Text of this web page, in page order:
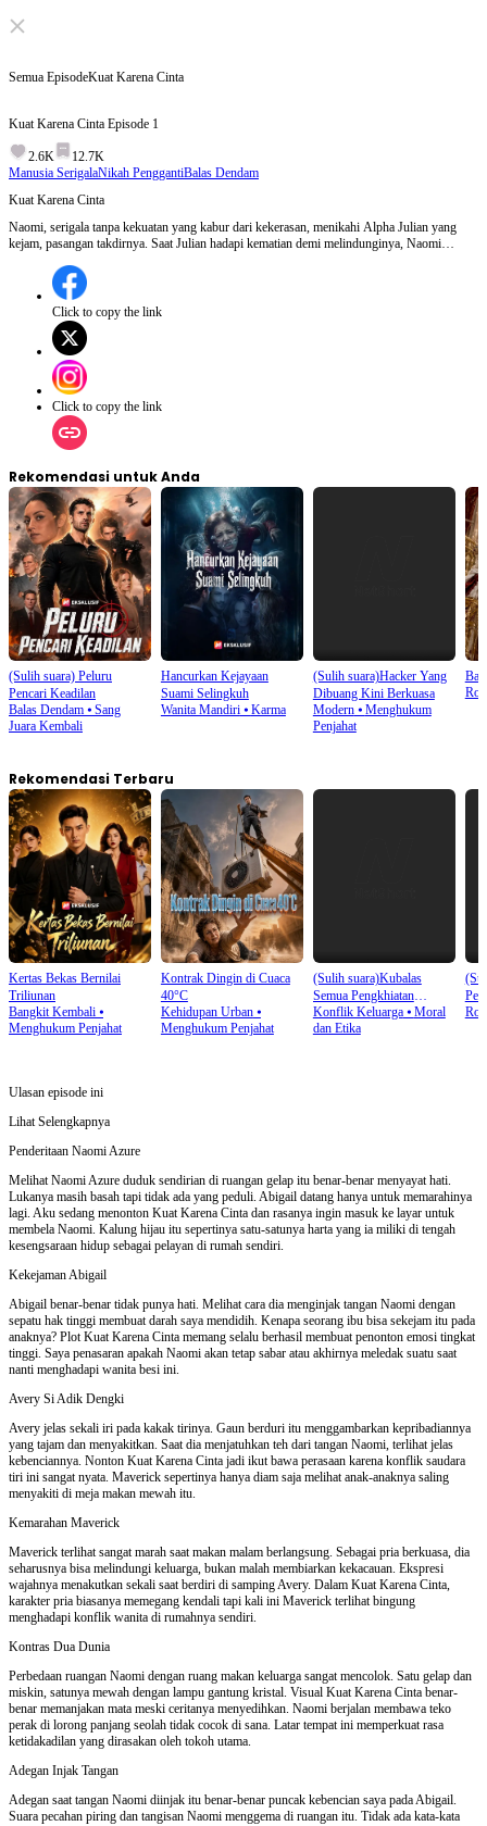
Semua EpisodeKuat Karena Cinta
Kuat Karena Cinta Episode 1
2.6K
12.7K
Manusia SerigalaNikah PenggantiBalas Dendam
Kuat Karena Cinta
Naomi, serigala tanpa kekuatan yang kabur dari kekerasan, menikahi Alpha Julian yang
kejam, pasangan takdirnya. Saat Julian hadapi kematian demi melindunginya, Naomi
Click to copy the link
Click to copy the link
Rekomendasi untuk Anda
(Sulih suara) Peluru
Pencari Keadilan
Balas Dendam ⦁ Sang
Juara Kembali
Hancurkan Kejayaan
Suami Selingkuh
Wanita Mandiri⦁ Karma
(Sulih suara)Hacker Yang
Dibuang Kini Berkuasa
Modern⦁ Menghukum
Penjahat
Rekomendasi Terbaru
Kertas Bekas Bernilai
Triliunan
Bangkit Kembali ⦁
Menghukum Penjahat
Kontrak Dingin di Cuaca
40°C
Kehidupan Urban⦁
Menghukum Penjahat
(Sulih suara)Kubalas
Semua Pengkhiatan
Mereka
Konflik Keluarga⦁ Moral
dan Etika
Ulasan episode ini
Lihat Selengkapnya
Penderitaan Naomi Azure
Melihat Naomi Azure duduk sendirian di ruangan gelap itu benar-benar menyayat hati.
Lukanya masih basah tapi tidak ada yang peduli. Abigail datang hanya untuk memarahinya
lagi. Aku sedang menonton Kuat Karena Cinta dan rasanya ingin masuk ke layar untuk
membela Naomi. Kalung hijau itu sepertinya satu-satunya harta yang ia miliki di tengah
kesengsaraan hidup sebagai pelayan di rumah sendiri.
Kekejaman Abigail
Abigail benar-benar tidak punya hati. Melihat cara dia menginjak tangan Naomi dengan
sepatu hak tinggi membuat darah saya mendidih. Kenapa seorang ibu bisa sekejam itu pada
anaknya? Plot Kuat Karena Cinta memang selalu berhasil membuat penonton emosi tingkat
tinggi. Saya penasaran apakah Naomi akan tetap sabar atau akhirnya meledak suatu saat
nanti menghadapi wanita besi ini.
Avery Si Adik Dengki
Avery jelas sekali iri pada kakak tirinya. Gaun berduri itu menggambarkan kepribadiannya
yang tajam dan menyakitkan. Saat dia menjatuhkan teh dari tangan Naomi, terlihat jelas
kebenciannya. Nonton Kuat Karena Cinta jadi ikut bawa perasaan karena konflik saudara
tiri ini sangat nyata. Maverick sepertinya hanya diam saja melihat anak-anaknya saling
menyakiti di meja makan mewah itu.
Kemarahan Maverick
Maverick terlihat sangat marah saat makan malam berlangsung. Sebagai pria berkuasa, dia
seharusnya bisa melindungi keluarga, bukan malah membiarkan kekacauan. Ekspresi
wajahnya menakutkan sekali saat berdiri di samping Avery. Dalam Kuat Karena Cinta,
karakter pria biasanya memegang kendali tapi kali ini Maverick terlihat bingung
menghadapi konflik wanita di rumahnya sendiri.
Kontras Dua Dunia
Perbedaan ruangan Naomi dengan ruang makan keluarga sangat mencolok. Satu gelap dan
miskin, satunya mewah dengan lampu gantung kristal. Visual Kuat Karena Cinta benar-
benar memanjakan mata meski ceritanya menyedihkan. Naomi berjalan membawa teko
perak di lorong panjang seolah tidak cocok di sana. Latar tempat ini memperkuat rasa
ketidakadilan yang dirasakan oleh tokoh utama.
Adegan Injak Tangan
Adegan saat tangan Naomi diinjak itu benar-benar puncak kebencian saya pada Abigail.
Suara pecahan piring dan tangisan Naomi menggema di ruangan itu. Tidak ada kata-kata